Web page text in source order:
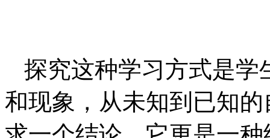
探究这种学习方式是学
和现象，从未知到已知